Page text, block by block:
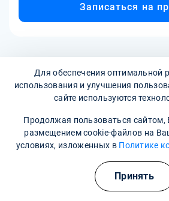
Записаться на
Наркологическая клиника:
условия и гарантия анонимности
Свяжитесь с
Для обеспечения оптимальной
использования и улучшения
сайте используются
Продолжая пользоваться сайтом,
размещением cookie-файлов на
условиях, изложенных в Политике
Принять